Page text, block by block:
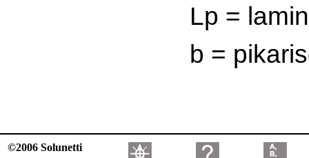
Lp =
b =
©2006 Solunetti